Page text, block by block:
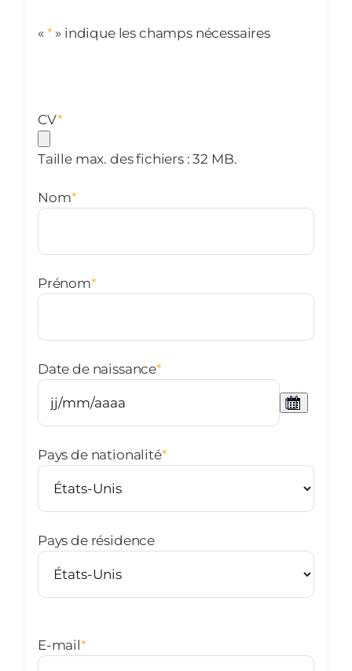
« * » indique les champs nécessaires
CV*
Taille max. des fichiers : 32 MB.
Nom*
Prénom*
Date de naissance*
Pays de nationalité*
Pays de résidence
E-mail*